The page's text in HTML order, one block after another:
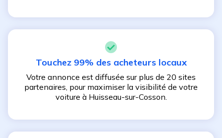
Touchez 99% des acheteurs locaux
Votre annonce est diffusée sur plus de 20 sites
partenaires, pour maximiser la visibilité de votre
voiture à Huisseau-sur-Cosson.